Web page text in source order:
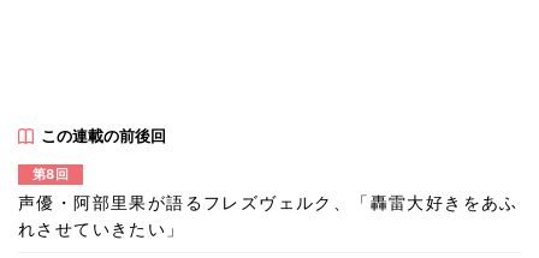
この連載の前後回
第8回
声優・阿部里果が語るフレズヴェルク、「轟雷大好きをあふ
れさせていきたい」